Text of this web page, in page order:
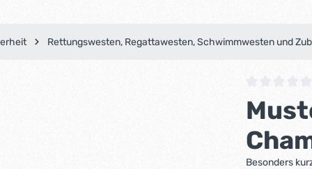
Rettungswesten, Regattawesten, Schwimmwesten und
Besonders